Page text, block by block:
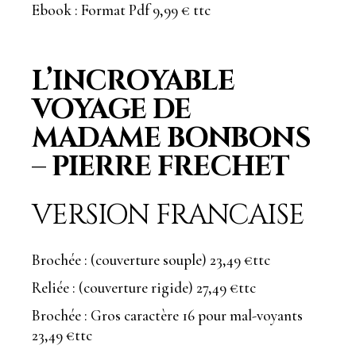
Ebook : Format Pdf 9,99 € ttc
L’INCROYABLE
VOYAGE DE
MADAME BONBONS
– PIERRE FRECHET
VERSION FRANCAISE
Brochée : (couverture souple) 23,49 €ttc
Reliée : (couverture rigide) 27,49 €ttc
Brochée : Gros caractère 16 pour mal-voyants
23,49 €ttc